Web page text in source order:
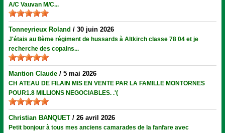
A/C Vauvan M/C...
Tonneyrieux Roland /30 juin 2026
J'étais au 8ème régiment de hussards à Altkirch classe 78 04 et je
recherche des copains...
Mantion Claude /5 mai 2026
CH ATEAU DE FILAIN MIS EN VENTE PAR LA FAMILLE MONTORNES
POUR1.8 MILLIONS NEGOCIABLES. .'(
Christian BANQUET /26 avril 2026
Petit bonjour à tous mes anciens camarades de la fanfare avec